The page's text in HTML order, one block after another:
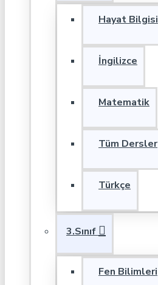
Hayat Bilgisi
İngilizce
Matematik
Tüm Dersler
Türkçe
3.Sınıf
Fen Bilimleri